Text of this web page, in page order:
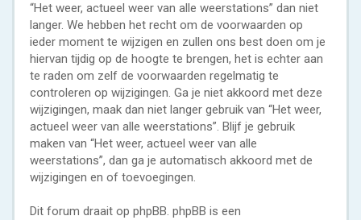
“Het weer, actueel weer van alle weerstations” dan niet
langer. We hebben het recht om de voorwaarden op
ieder moment te wijzigen en zullen ons best doen om je
hiervan tijdig op de hoogte te brengen, het is echter aan
te raden om zelf de voorwaarden regelmatig te
controleren op wijzigingen. Ga je niet akkoord met deze
wijzigingen, maak dan niet langer gebruik van “Het weer,
actueel weer van alle weerstations”. Blijf je gebruik
maken van “Het weer, actueel weer van alle
weerstations”, dan ga je automatisch akkoord met de
wijzigingen en of toevoegingen.
Dit forum draait op phpBB. phpBB is een